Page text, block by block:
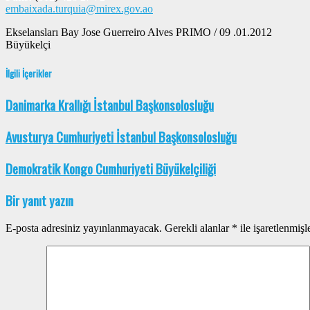
embaixada.turquia@mirex.gov.ao
Ekselansları Bay Jose Guerreiro Alves PRIMO / 09 .01.2012
Büyükelçi
İlgili İçerikler
Danimarka Krallığı İstanbul Başkonsolosluğu
Avusturya Cumhuriyeti İstanbul Başkonsolosluğu
Demokratik Kongo Cumhuriyeti Büyükelçiliği
Bir yanıt yazın
E-posta adresiniz yayınlanmayacak. Gerekli alanlar * ile